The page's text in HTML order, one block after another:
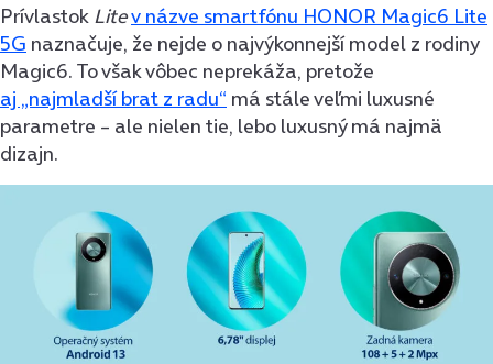
Prívlastok Litev názve smartfónu HONOR Magic6 Lite
5G naznačuje, že nejde o najvýkonnejší model z rodiny
Magic6. To však vôbec neprekáža, pretože
aj „najmladší brat z radu“ má stále veľmi luxusné
parametre – ale nielen tie, lebo luxusný má najmä
dizajn.